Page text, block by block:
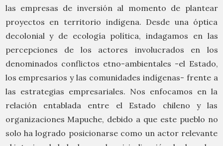
las empresas de inversión al momento de plantear
proyectos en territorio indígena. Desde una óptica
decolonial y de ecología política, indagamos en las
percepciones de los actores involucrados en los
denominados conflictos etno-ambientales -el Estado,
los empresarios y las comunidades indígenas- frente a
las estrategias empresariales. Nos enfocamos en la
relación entablada entre el Estado chileno y las
organizaciones Mapuche, debido a que este pueblo no
solo ha logrado posicionarse como un actor relevante